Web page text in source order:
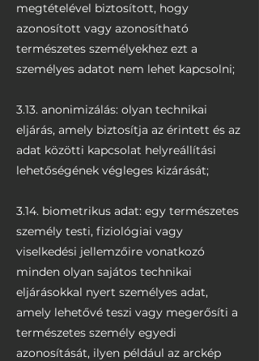
megtételével biztosított, hogy
azonosított vagy azonosítható
természetes személyekhez ezt a
személyes adatot nem lehet kapcsolni;
3.13. anonimizálás: olyan technikai
eljárás, amely biztosítja az érintett és az
adat közötti kapcsolat helyreállítási
lehetőségének végleges kizárását;
3.14. biometrikus adat: egy természetes
személy testi, fiziológiai vagy
viselkedési jellemzőire vonatkozó
minden olyan sajátos technikai
eljárásokkal nyert személyes adat,
amely lehetővé teszi vagy megerősíti a
természetes személy egyedi
azonosítását, ilyen például az arckép